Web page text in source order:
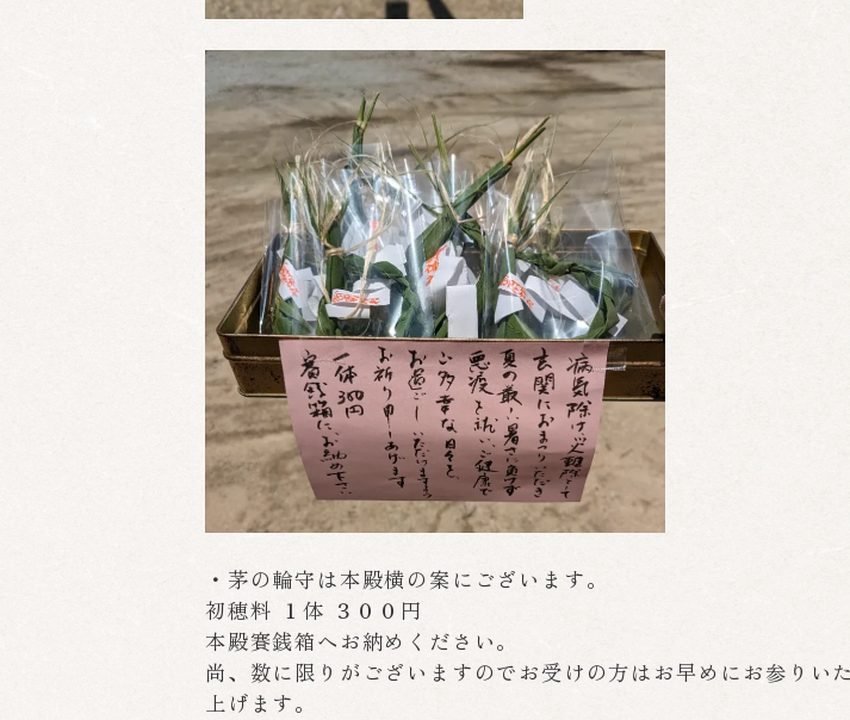
・茅の輪守は本殿横の案にございます。
初穂料 １体 ３００円
本殿賽銭箱へお納めください。
尚、数に限りがございますのでお受けの方はお早めにお参りい
上げます。